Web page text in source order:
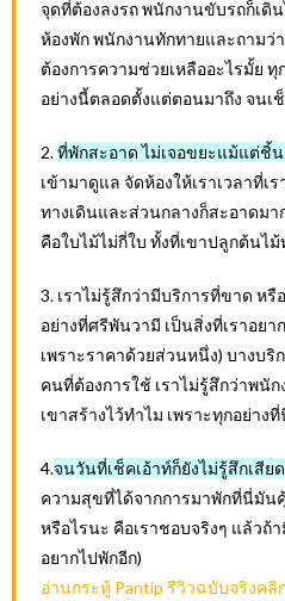
จุดที่ต้องลงรถ พนักงานขับรถก็เดิ
ห้องพัก พนักงานทักทายและถามว่
ต้องการความช่วยเหลืออะไรมั้ย
อย่างนี้ตลอดตั้งแต่ตอนมาถึง จนเ
2.ที่พักสะอาด ไม่เจอขยะแม้แต่ชิ้น
เข้ามาดูแล จัดห้องให้เราเวลาที่เ
ทางเดินและส่วนกลางก็สะอาดมา
คือใบไม้ไม่กี่ใบ ทั้งที่เขาปลูกต้นไ
3. เราไม่รู้สึกว่ามีบริการที่ขาด หรื
อย่างที่ศรีพันวามี เป็นสิ่งที่เราอย
เพราะราคาด้วยส่วนหนึ่ง) บางบริ
คนที่ต้องการใช้ เราไม่รู้สึกว่าพนั
เขาสร้างไว้ทำไม เพราะทุกอย่าง
4.จนวันที่เช็คเอ้าท์ก็ยังไม่รู้สึกเสีย
ความสุขที่ได้จากการมาพักที่นี่มัน
หรือไรนะ คือเราชอบจริงๆ แล้วถ้า
อยากไปพักอีก)
อ่านกระทู้ Pantip รีวิวฉบับจริงคลิ